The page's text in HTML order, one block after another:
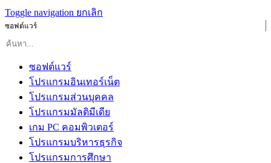
Toggle navigation ยกเลิก
ซอฟต์แวร์
ซอฟต์แวร์
โปรแกรมอินเทอร์เน็ต
โปรแกรมส่วนบุคคล
โปรแกรมมัลติมีเดีย
เกม PC คอมพิวเตอร์
โปรแกรมบริหารธุรกิจ
โปรแกรมการศึกษา